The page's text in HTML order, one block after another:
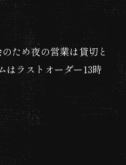
ため夜の営業は貸切と
はラストオーダー13時